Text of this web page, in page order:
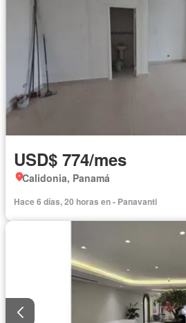
USD$ 774/mes
Calidonia, Panamá
Hace 6 días, 20 horas en - Panavanti